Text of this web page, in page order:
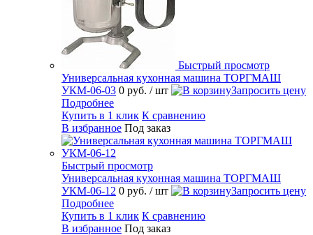
Быстрый просмотр
Универсальная кухонная машина ТОРГМАШ
УКМ-06-03 0 руб. / шт
Запросить цену
Подробнее
Купить в 1 клик К сравнению
В избранное Под заказ
Быстрый просмотр
Универсальная кухонная машина ТОРГМАШ
УКМ-06-12 0 руб. / шт
Запросить цену
Подробнее
Купить в 1 клик К сравнению
В избранное Под заказ